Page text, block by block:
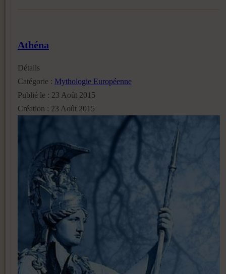
Athéna
Détails
Catégorie : Mythologie Européenne
Publié le : 23 Août 2015
Création : 23 Août 2015